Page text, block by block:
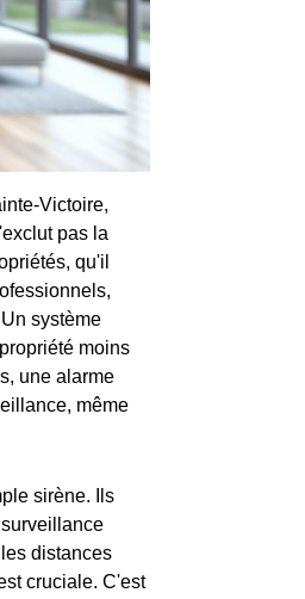
Victoire,
pas la
qu'il
système
moins
une alarme
même
sirène. Ils
distances
cruciale. C'est